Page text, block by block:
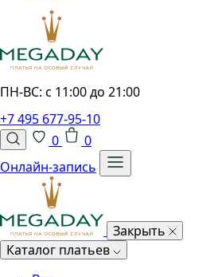
ПН-ВС: с 11:00 до 21:00
+7 495 677-95-10
0
0
Онлайн-запись
Закрыть
Каталог платьев